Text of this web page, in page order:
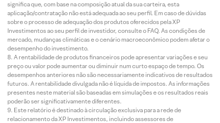
significa que, com base na composição atual da sua carteira, esta
aplicação/contratação não está adequada ao seu perfil. Em caso de dúvidas
sobre o processo de adequação dos produtos oferecidos pela XP
Investimentos ao seu perfil de investidor, consulte o FAQ. As condições de
mercado, mudanças climáticas e o cenário macroeconômico podem afetar o
desempenho do investimento.
A rentabilidade de produtos financeiros pode apresentar variações e seu
preço ou valor pode aumentar ou diminuir num curto espaço de tempo. Os
desempenhos anteriores não são necessariamente indicativos de resultados
futuros. A rentabilidade divulgada não é líquida de impostos. As informações
presentes neste material são baseadas em simulações e os resultados reais
poderão ser significativamente diferentes.
Este relatório é destinado à circulação exclusiva para a rede de
relacionamento da XP Investimentos, incluindo assessores de